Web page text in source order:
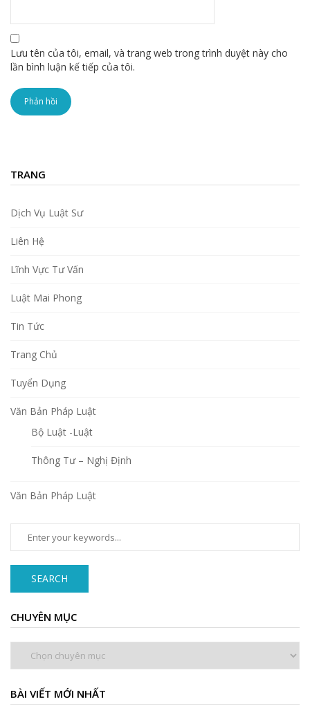
Lưu tên của tôi, email, và trang web trong trình duyệt này cho
lần bình luận kế tiếp của tôi.
TRANG
Dịch Vụ Luật Sư
Liên Hệ
Lĩnh Vực Tư Vấn
Luật Mai Phong
Tin Tức
Trang Chủ
Tuyển Dụng
Văn Bản Pháp Luật
Bộ Luật -Luật
Thông Tư – Nghị Định
Văn Bản Pháp Luật
SEARCH
CHUYÊN MỤC
BÀI VIẾT MỚI NHẤT